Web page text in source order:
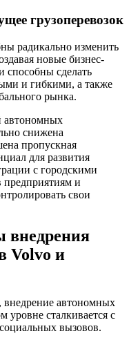
грузоперевозок
радикально изменить
новые бизнес-
сделать
и гибкими, а также
рынка.
автономных
снижена
пропускная
для развития
с городскими
предприятиям и
свои
внедрения
Volvo и
внедрение автономных
уровне сталкивается с
вызовов.